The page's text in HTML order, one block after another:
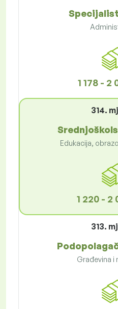
1 178 - 2
314.
Edukacija,
1 220 - 2
313.
Građevina i